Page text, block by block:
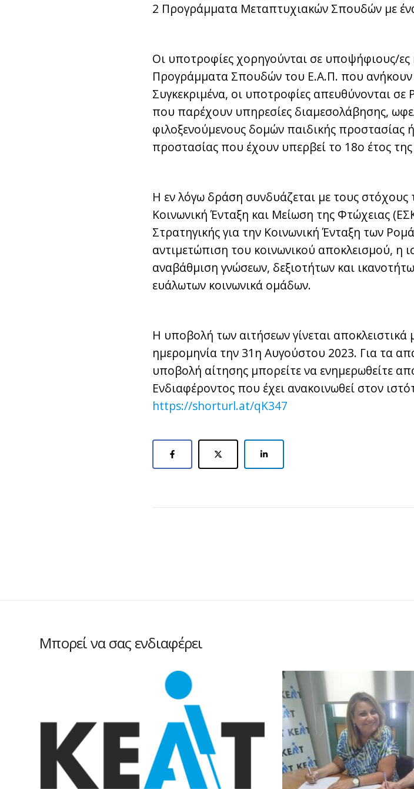
2 Προγράμματα Μεταπτυχιακών Σπουδών με
Οι υποτροφίες χορηγούνται σε υποψήφιους/ες
Προγράμματα Σπουδών του Ε.Α.Π. που ανήκουν
Συγκεκριμένα, οι υποτροφίες απευθύνονται
που παρέχουν υπηρεσίες διαμεσολάβησης,
φιλοξενούμενους δομών παιδικής προστασίας
προστασίας που έχουν υπερβεί το 18ο έτος της
Η εν λόγω δράση συνδυάζεται με τους στόχους
Κοινωνική Ένταξη και Μείωση της Φτώχειας
Στρατηγικής για την Κοινωνική Ένταξη των
αντιμετώπιση του κοινωνικού αποκλεισμού, η
αναβάθμιση γνώσεων, δεξιοτήτων και
ευάλωτων κοινωνικά ομάδων.
Η υποβολή των αιτήσεων γίνεται αποκλειστικά
ημερομηνία την 31η Αυγούστου 2023. Για τα
υποβολή αίτησης μπορείτε να ενημερωθείτε
Ενδιαφέροντος που έχει ανακοινωθεί στον
https://shorturl.at/qK347
Μπορεί να σας ενδιαφέρει